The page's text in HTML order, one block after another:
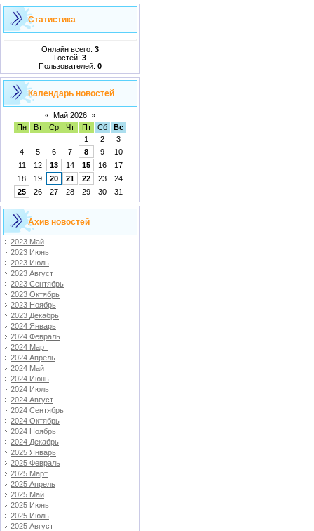
Статистика
Онлайн всего: 3
Гостей: 3
Пользователей: 0
Календарь новостей
« Май 2026 »
Пн
Вт Ср Чт Пт Сб
Вс
1
2
3
4
5 6 7 8 9
10
11
12 13 14 15 16
17
18
19 20 21 22 23
24
25
26 27 28 29 30 31
Ахив новостей
2023 Май
2023 Июнь
2023 Июль
2023 Август
2023 Сентябрь
2023 Октябрь
2023 Ноябрь
2023 Декабрь
2024 Январь
2024 Февраль
2024 Март
2024 Апрель
2024 Май
2024 Июнь
2024 Июль
2024 Август
2024 Сентябрь
2024 Октябрь
2024 Ноябрь
2024 Декабрь
2025 Январь
2025 Февраль
2025 Март
2025 Апрель
2025 Май
2025 Июнь
2025 Июль
2025 Август